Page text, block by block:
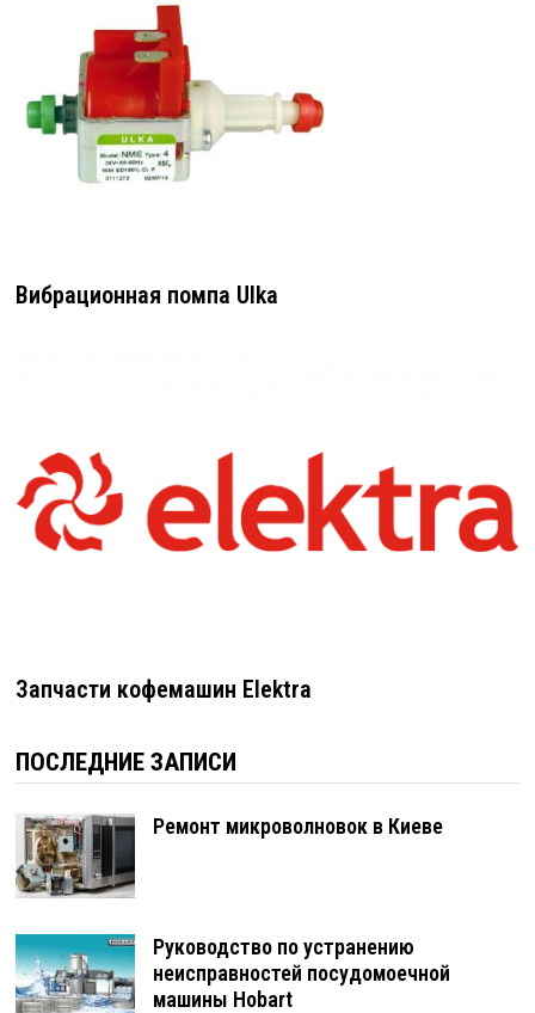
Вибрационная помпа Ulka
Запчасти кофемашин Elektra
ПОСЛЕДНИЕ ЗАПИСИ
Ремонт микроволновок в Киеве
Руководство по устранению
неисправностей посудомоечной
машины Hobart